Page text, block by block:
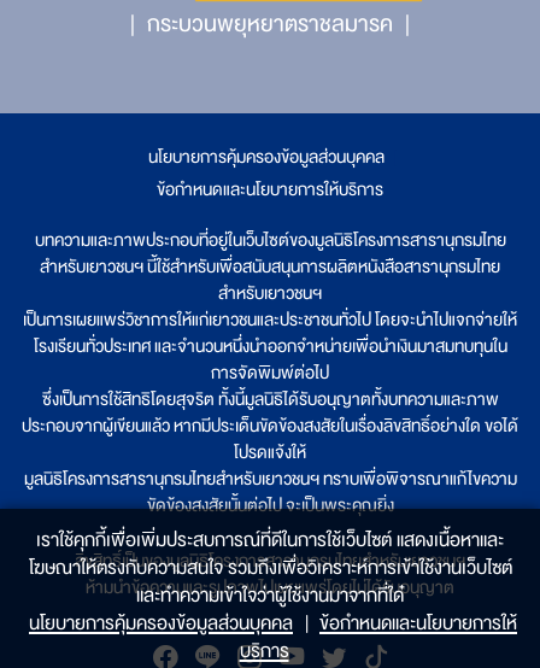
กระบวนพยุหยาตราชลมารค
นโยบายการคุ้มครองข้อมูลส่วนบุคคล
ข้อกำหนดและนโยบายการให้บริการ
บทความและภาพประกอบที่อยู่ในเว็บไซต์ของมูลนิธิโครงการสารานุกรมไทย
สำหรับเยาวชนฯ นี้ใช้สำหรับเพื่อสนับสนุนการผลิตหนังสือสารานุกรมไทย
สำหรับเยาวชนฯ
เป็นการเผยแพร่วิชาการให้แก่เยาวชนและประชาชนทั่วไป โดยจะนำไปแจกจ่ายให้
โรงเรียนทั่วประเทศ และจำนวนหนึ่งนำออกจำหน่ายเพื่อนำเงินมาสมทบทุนใน
การจัดพิมพ์ต่อไป
ซึ่งเป็นการใช้สิทธิโดยสุจริต ทั้งนี้มูลนิธิได้รับอนุญาตทั้งบทความและภาพ
ประกอบจากผู้เขียนแล้ว หากมีประเด็นขัดข้องสงสัยในเรื่องลิขสิทธิ์อย่างใด ขอได้
โปรดแจ้งให้
มูลนิธิโครงการสารานุกรมไทยสำหรับเยาวชนฯ ทราบเพื่อพิจารณาแก้ไขความ
ขัดข้องสงสัยนั้นต่อไป จะเป็นพระคุณยิ่ง
ลิขสิทธิ์เป็นของมูลนิธิโครงการสารานุกรมไทยสำหรับเยาวชนฯ
ห้ามนำข้อความและรูปภาพไปเผยแพร่โดยไม่ได้รับอนุญาต
เราใช้คุกกี้เพื่อเพิ่มประสบการณ์ที่ดีในการใช้เว็บไซต์ แสดงเนื้อหาและ
โฆษณาให้ตรงกับความสนใจ รวมถึงเพื่อวิเคราะห์การเข้าใช้งานเว็บไซต์
และทำความเข้าใจว่าผู้ใช้งานมาจากที่ใด๋
นโยบายการคุ้มครองข้อมูลส่วนบุคคล | ข้อกำหนดและนโยบายการให้
บริการ